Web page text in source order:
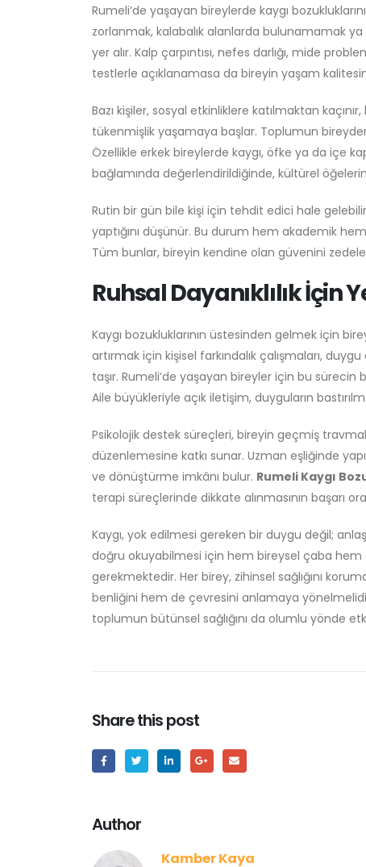
Rumeli’de yaşayan bireylerde kaygı
zorlanmak, kalabalık alanlarda bulunamamak
yer alır. Kalp çarpıntısı, nefes darlığı, mide
testlerle açıklanamasa da bireyin yaşam
Bazı kişiler, sosyal etkinliklere katılmaktan kaçınır,
tükenmişlik yaşamaya başlar. Toplumun
Özellikle erkek bireylerde kaygı, öfke ya da içe
bağlamında değerlendirildiğinde, kültürel
Rutin bir gün bile kişi için tehdit edici hale
yaptığını düşünür. Bu durum hem akademik
Tüm bunlar, bireyin kendine olan güvenini
Ruhsal Dayanıklılık İçin
Kaygı bozukluklarının üstesinden gelmek için
artırmak için kişisel farkındalık çalışmaları,
taşır. Rumeli’de yaşayan bireyler için bu sürecin
Aile büyükleriyle açık iletişim, duyguların
Psikolojik destek süreçleri, bireyin geçmiş
düzenlemesine katkı sunar. Uzman eşliğinde
ve dönüştürme imkânı bulur. Rumeli Kaygı
terapi süreçlerinde dikkate alınmasının başarı
Kaygı, yok edilmesi gereken bir duygu değil;
doğru okuyabilmesi için hem bireysel çaba
gerekmektedir. Her birey, zihinsel sağlığını
benliğini hem de çevresini anlamaya
toplumun bütünsel sağlığını da olumlu yönde
Share this post
Author
Kamber Kaya